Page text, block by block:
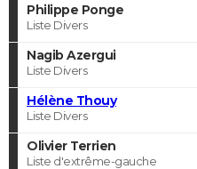
Philippe Ponge
Liste Divers
Nagib Azergui
Liste Divers
Hélène Thouy
Liste Divers
Olivier Terrien
Liste d'extrême-gauche